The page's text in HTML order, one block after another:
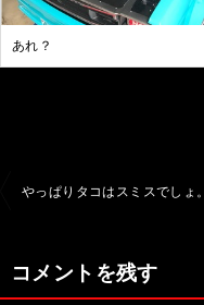
あれ？
ビ
やっぱりタコはスミスでしょ。
コメントを残す